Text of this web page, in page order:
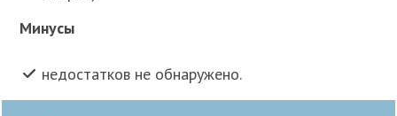
Минусы
недостатков не обнаружено.